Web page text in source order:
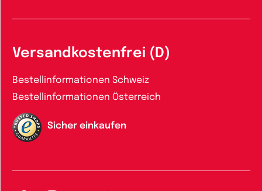
Versandkostenfrei (D)
Bestellinformationen Schweiz
Bestellinformationen Österreich
Sicher einkaufen